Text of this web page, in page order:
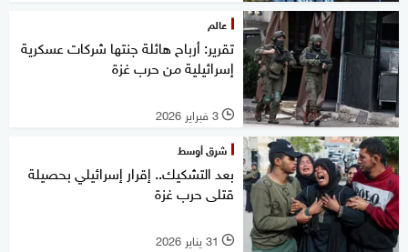
عالم
تقرير: أرباح هائلة جنتها شركات عسكرية
إسرائيلية من حرب غزة
l 3 فبراير 2026
شرق أوسط
بعد التشكيك.. إقرار إسرائيلي بحصيلة
قتلى حرب غزة
l 31 يناير 2026